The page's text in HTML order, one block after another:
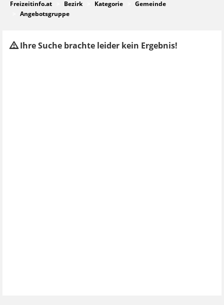
Freizeitinfo.at Bezirk Kategorie
Gemeinde
Angebotsgruppe
Ihre Suche brachte leider kein Ergebnis!